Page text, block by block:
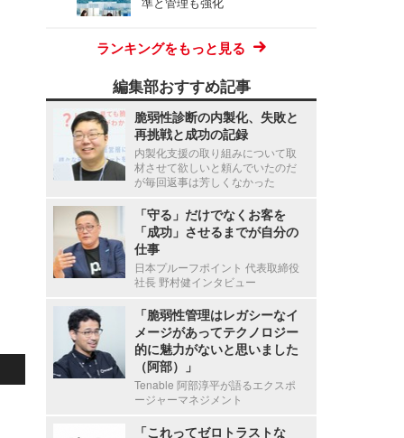
ランキングをもっと見る
編集部おすすめ記事
脆弱性診断の内製化、失敗と
再挑戦と成功の記録
内製化支援の取り組みについて取
材させて欲しいと頼んでいたのだ
が毎回返事は芳しくなかった
「守る」だけでなくお客を
「成功」させるまでが自分の
仕事
日本プルーフポイント 代表取締役
社長 野村健インタビュー
「脆弱性管理はレガシーなイ
メージがあってテクノロジー
的に魅力がないと思いました
（阿部）」
Tenable 阿部淳平が語るエクスポ
ージャーマネジメント
「これってゼロトラストな